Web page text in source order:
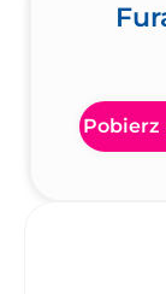
Pobierz